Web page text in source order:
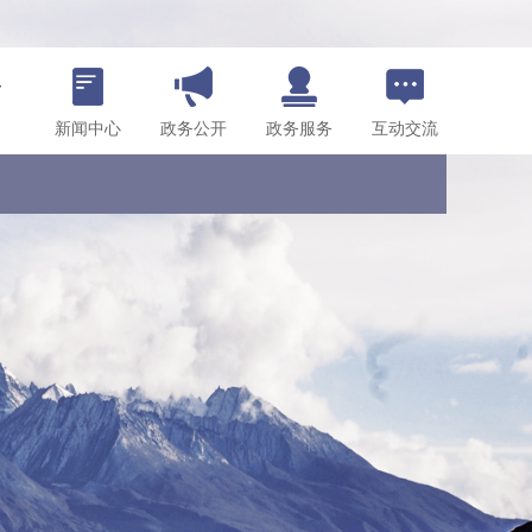
新闻中心 政务公开 政务服务 互动交流